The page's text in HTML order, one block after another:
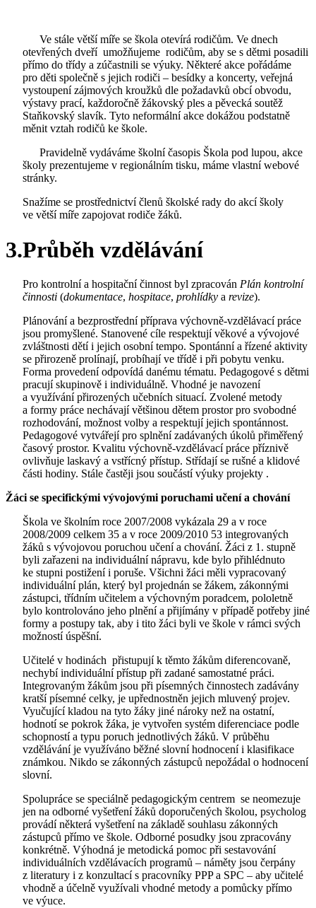
Ve stále větší míře se škola otevírá rodičům. Ve dnech
otevřených dveří umožňujeme rodičům, aby se s dětmi posadili
přímo do třídy a zúčastnili se výuky. Některé akce pořádáme
pro děti společně s jejich rodiči – besídky a koncerty, veřejná
vystoupení zájmových kroužků dle požadavků obcí obvodu,
výstavy prací, každoročně žákovský ples a pěvecká soutěž
Staňkovský slavík. Tyto neformální akce dokážou podstatně
měnit vztah rodičů ke škole.
Pravidelně vydáváme školní časopis Škola pod lupou, akce
školy prezentujeme v regionálním tisku, máme vlastní webové
stránky.
Snažíme se prostřednictví členů školské rady do akcí školy
ve větší míře zapojovat rodiče žáků.
3.Průběh vzdělávání
Pro kontrolní a hospitační činnost byl zpracován Plán kontrolní
činnosti (dokumentace, hospitace, prohlídky a revize).
Plánování a bezprostřední příprava výchovně-vzdělávací práce
jsou promyšlené. Stanovené cíle respektují věkové a vývojové
zvláštnosti dětí i jejich osobní tempo. Spontánní a řízené aktivity
se přirozeně prolínají, probíhají ve třídě i při pobytu venku.
Forma provedení odpovídá danému tématu. Pedagogové s dětmi
pracují skupinově i individuálně. Vhodné je navození
a využívání přirozených učebních situací. Zvolené metody
a formy práce nechávají většinou dětem prostor pro svobodné
rozhodování, možnost volby a respektují jejich spontánnost.
Pedagogové vytvářejí pro splnění zadávaných úkolů přiměřený
časový prostor. Kvalitu výchovně-vzdělávací práce příznivě
ovlivňuje laskavý a vstřícný přístup. Střídají se rušné a klidové
části hodiny. Stále častěji jsou součástí výuky projekty .
Žáci se specifickými vývojovými poruchami učení a chování
Škola ve školním roce 2007/2008 vykázala 29 a v roce
2008/2009 celkem 35 a v roce 2009/2010 53 integrovaných
žáků s vývojovou poruchou učení a chování. Žáci z 1. stupně
byli zařazeni na individuální nápravu, kde bylo přihlédnuto
ke stupni postižení i poruše. Všichni žáci měli vypracovaný
individuální plán, který byl projednán se žákem, zákonnými
zástupci, třídním učitelem a výchovným poradcem, pololetně
bylo kontrolováno jeho plnění a přijímány v případě potřeby jiné
formy a postupy tak, aby i tito žáci byli ve škole v rámci svých
možností úspěšní.
Učitelé v hodinách přistupují k těmto žákům diferencovaně,
nechybí individuální přístup při zadané samostatné práci.
Integrovaným žákům jsou při písemných činnostech zadávány
kratší písemné celky, je upřednostněn jejich mluvený projev.
Vyučující kladou na tyto žáky jiné nároky než na ostatní,
hodnotí se pokrok žáka, je vytvořen systém diferenciace podle
schopností a typu poruch jednotlivých žáků. V průběhu
vzdělávání je využíváno běžné slovní hodnocení i klasifikace
známkou. Nikdo se zákonných zástupců nepožádal o hodnocení
slovní.
Spolupráce se speciálně pedagogickým centrem se neomezuje
jen na odborné vyšetření žáků doporučených školou, psycholog
provádí některá vyšetření na základě souhlasu zákonných
zástupců přímo ve škole. Odborné posudky jsou zpracovány
konkrétně. Výhodná je metodická pomoc při sestavování
individuálních vzdělávacích programů – náměty jsou čerpány
z literatury i z konzultací s pracovníky PPP a SPC – aby učitelé
vhodně a účelně využívali vhodné metody a pomůcky přímo
ve výuce.